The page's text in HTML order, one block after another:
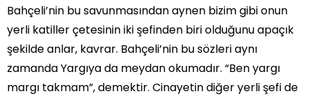
Bahçeli’nin bu savunmasından aynen bizim gibi onun
yerli katiller çetesinin iki şefinden biri olduğunu apaçık
şekilde anlar, kavrar. Bahçeli’nin bu sözleri aynı
zamanda Yargıya da meydan okumadır. “Ben yargı
margı takmam”, demektir. Cinayetin diğer yerli şefi de